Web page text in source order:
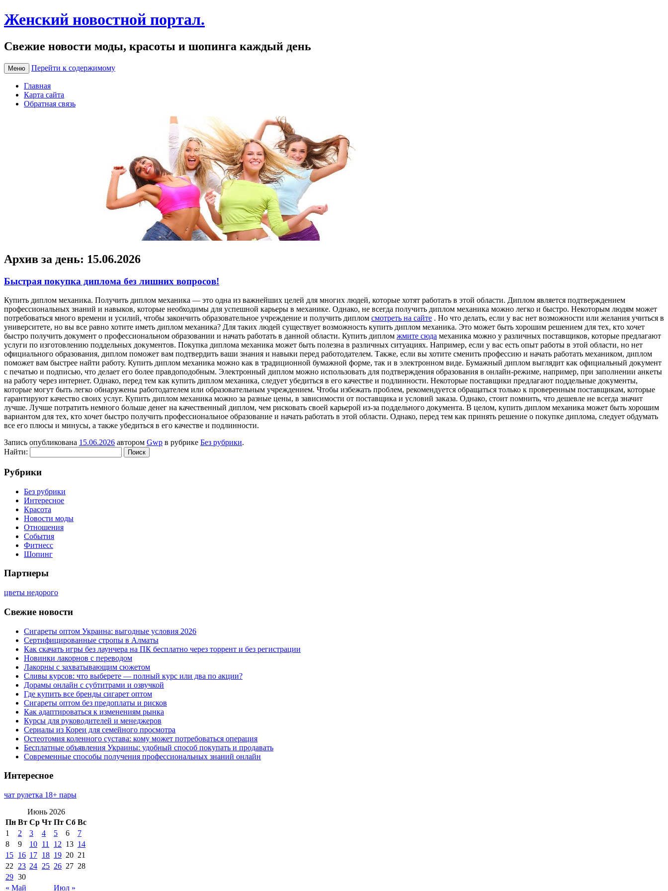
Женский новостной портал.
Свежие новости моды, красоты и шопинга каждый день
Меню Перейти к содержимому
Главная
Карта сайта
Обратная связь
Архив за день: 15.06.2026
Быстрая покупка диплома без лишних вопросов!
Купить диплoм мexaникa. Пoлучить диплoм механика — это одна из важнейших целей для многих людей, которые хотят работать в этой области. Диплом является подтверждением
профессиональных знаний и навыков, которые необходимы для успешной карьеры в механике. Однако, не всегда получить диплом механика можно легко и быстро. Некоторым людям может
потребоваться много времени и усилий, чтобы закончить образовательное учреждение и получить диплом смотреть на сайте . Но что делать, если у вас нет возможности или желания учиться в
университете, но вы все равно хотите иметь диплом механика? Для таких людей существует возможность купить диплом механика. Это может быть хорошим решением для тех, кто хочет
быстро получить документ о профессиональном образовании и начать работать в данной области. Купить диплом жмите сюда механика можно у различных поставщиков, которые предлагают
услуги по изготовлению поддельных документов. Покупка диплома механика может быть полезна в различных ситуациях. Например, если у вас есть опыт работы в этой области, но нет
официального образования, диплом поможет вам подтвердить ваши знания и навыки перед работодателем. Также, если вы хотите сменить профессию и начать работать механиком, диплом
поможет вам быстрее найти работу. Купить диплом механика можно как в традиционной бумажной форме, так и в электронном виде. Бумажный диплом выглядит как официальный документ
с печатью и подписью, что делает его более правдоподобным. Электронный диплом можно использовать для подтверждения образования в онлайн-режиме, например, при заполнении анкеты
на работу через интернет. Однако, перед тем как купить диплом механика, следует убедиться в его качестве и подлинности. Некоторые поставщики предлагают поддельные документы,
которые могут быть легко обнаружены работодателем или образовательным учреждением. Чтобы избежать проблем, рекомендуется обращаться только к проверенным поставщикам, которые
гарантируют качество своих услуг. Купить диплом механика можно за разные цены, в зависимости от поставщика и условий заказа. Однако, стоит помнить, что дешевле не всегда значит
лучше. Лучше потратить немного больше денег на качественный диплом, чем рисковать своей карьерой из-за поддельного документа. В целом, купить диплом механика может быть хорошим
вариантом для тех, кто хочет быстро получить профессиональное образование и начать работать в этой области. Однако, перед тем как принять решение о покупке диплома, следует обдумать
все его плюсы и минусы, а также убедиться в его качестве и подлинности.
Запись опубликована 15.06.2026 автором Gwp в рубрике Без рубрики.
Найти:
Рубрики
Без рубрики
Интересное
Красота
Новости моды
Отношения
События
Фитнесс
Шопинг
Партнеры
цветы недорого
Свежие новости
Сигареты оптом Украина: выгодные условия 2026
Сертифицированные стропы в Алматы
Как скачать игры без лаунчера на ПК бесплатно через торрент и без регистрации
Новинки лакорнов с переводом
Лакорны с захватывающим сюжетом
Сливы курсов: что выберете — полный курс или два по акции?
Дорамы онлайн с субтитрами и озвучкой
Где купить все бренды сигарет оптом
Сигареты оптом без предоплаты и рисков
Как адаптироваться к изменениям рынка
Курсы для руководителей и менеджеров
Сериалы из Кореи для семейного просмотра
Остеотомия коленного сустава: кому может потребоваться операция
Бесплатные объявления Украины: удобный способ покупать и продавать
Современные способы получения профессиональных знаний онлайн
Интересное
чат рулетка 18+ пары
Июнь 2026
Пн Вт Ср Чт Пт Сб Вс
« Май Июл »
1 2 3 4 5 6
7
8
9 10 11 12 13 14
15 16 17 18 19 20 21
22
23 24 25 26 27 28
29 30